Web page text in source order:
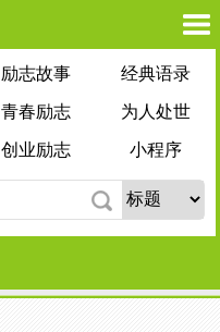
励志故事 经典语录
青春励志 为人处世
创业励志 小程序